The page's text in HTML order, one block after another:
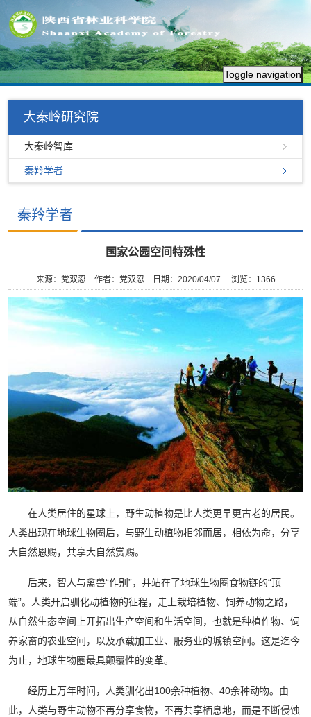
Toggle navigation
大秦岭研究院
大秦岭智库
秦羚学者
秦羚学者
国家公园空间特殊性
来源：党双忍 作者：党双忍 日期：2020/04/07 浏览： 1366
在人类居住的星球上，野生动植物是比人类更早更古老的居民。
人类出现在地球生物圈后，与野生动植物相邻而居，相依为命，分享
大自然恩赐，共享大自然赏赐。
后来，智人与禽兽“作别”，并站在了地球生物圈食物链的“顶
端”。人类开启驯化动植物的征程，走上栽培植物、饲养动物之路，
从自然生态空间上开拓出生产空间和生活空间，也就是种植作物、饲
养家畜的农业空间，以及承载加工业、服务业的城镇空间。这是迄今
为止，地球生物圈最具颠覆性的变革。
经历上万年时间，人类驯化出100余种植物、40余种动物。由
此，人类与野生动物不再分享食物，不再共享栖息地，而是不断侵蚀